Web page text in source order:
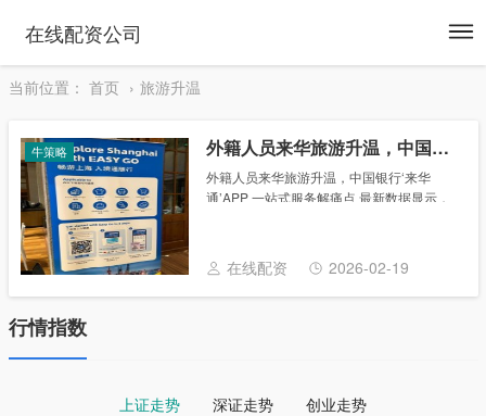
在线配资公司
当前位置： 首页 旅游升温
牛策略 外籍人员来华旅游升温，中国银行‘来华通’APP 一站式服务解痛点
外籍人员来华旅游升温，中国银行‘来华
通’APP 一站式服务解痛点 最新数据显示，
国各口岸免签入境外国人达到20......
在线配资 2026-02-19
行情指数
上证走势 深证走势 创业走势